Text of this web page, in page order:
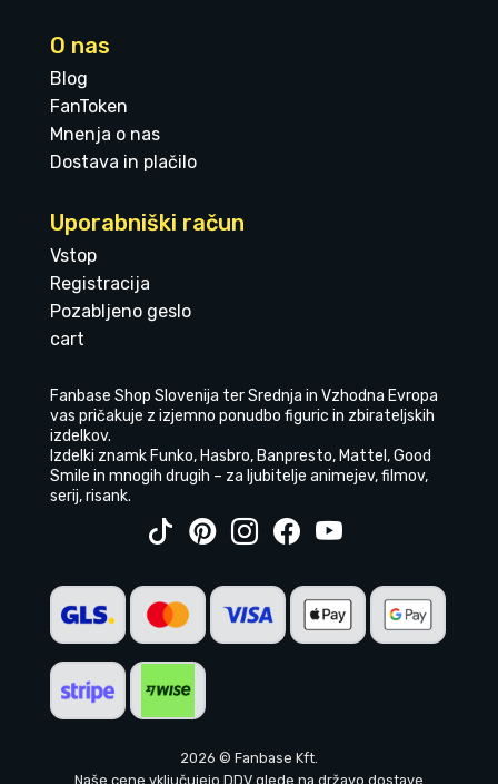
O nas
Blog
FanToken
Mnenja o nas
Dostava in plačilo
Uporabniški račun
Vstop
Registracija
Pozabljeno geslo
cart
Fanbase Shop Slovenija ter Srednja in Vzhodna Evropa
vas pričakuje z izjemno ponudbo figuric in zbirateljskih
izdelkov.
Izdelki znamk Funko, Hasbro, Banpresto, Mattel, Good
Smile in mnogih drugih – za ljubitelje animejev, filmov,
serij, risank.
2026 © Fanbase Kft.
Naše cene vključujejo DDV glede na državo dostave